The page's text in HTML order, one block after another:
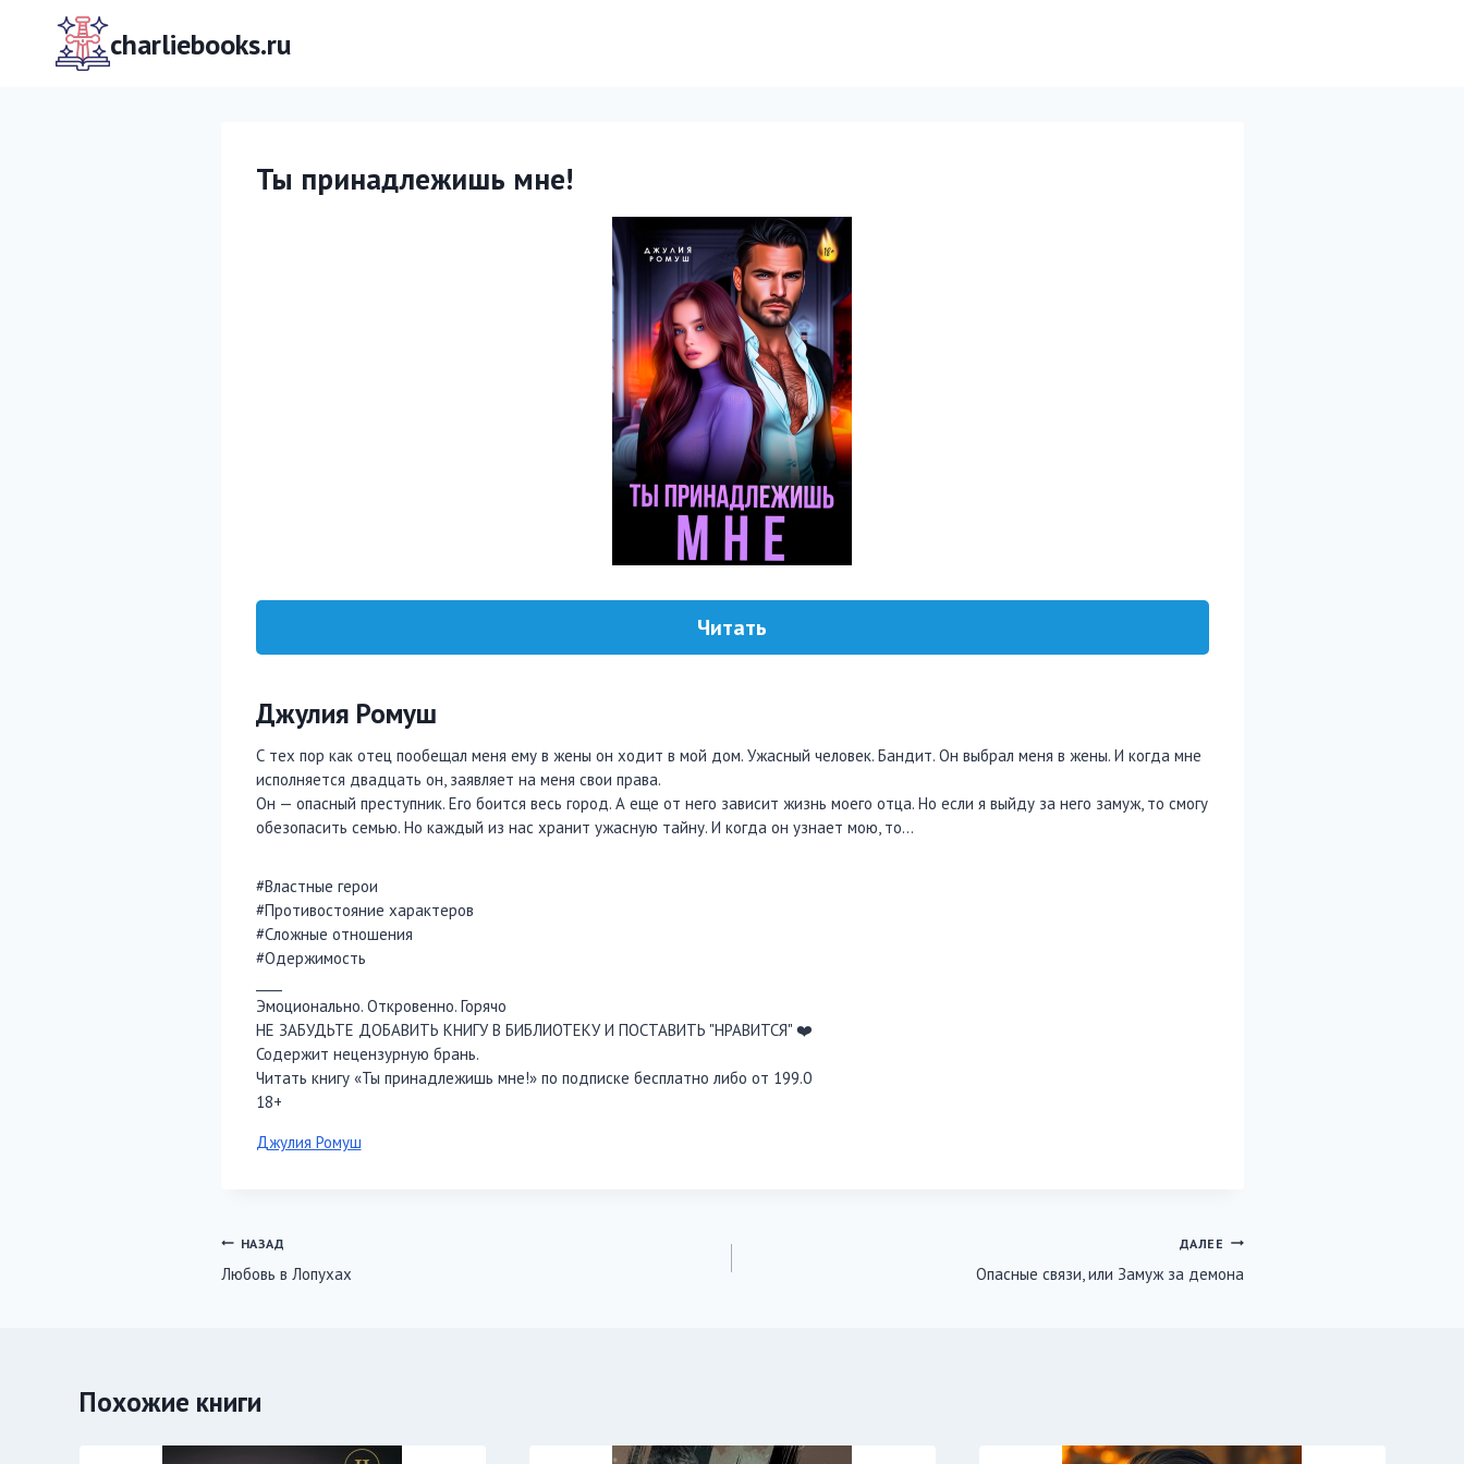
содержимому charliebooks.ru
Ты принадлежишь мне!
Читать
Джулия Ромуш
С тех пор как отец пообещал меня ему в жены он ходит в мой дом. Ужасный человек. Бандит. Он выбрал меня в жены. И когда мне
исполняется двадцать он, заявляет на меня свои права.
Он — опасный преступник. Его боится весь город. А еще от него зависит жизнь моего отца. Но если я выйду за него замуж, то смогу
обезопасить семью. Но каждый из нас хранит ужасную тайну. И когда он узнает мою, то…
#Властные герои
#Противостояние характеров
#Сложные отношения
#Одержимость
Эмоционально. Откровенно. Горячо
НЕ ЗАБУДЬТЕ ДОБАВИТЬ КНИГУ В БИБЛИОТЕКУ И ПОСТАВИТЬ "НРАВИТСЯ" ❤️
Содержит нецензурную брань.
Читать книгу «Ты принадлежишь мне!» по подписке бесплатно либо от 199.0
18+
Метки
Джулия Ромуш
Навигация
по
НАЗАД
Любовь в Лопухах
ДАЛЕЕ
Опасные связи, или Замуж за демона
Похожие книги